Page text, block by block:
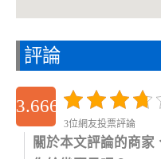
評論
3.6666666666667
3位網友投票評論
關於本文評論的商家